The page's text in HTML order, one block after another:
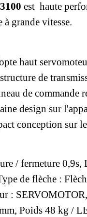
est haute
à grande vitesse.
haut
de
de commande
design sur
conception sur
/ fermeture 0,9s,
de flèche :
:
Poids 48 kg /